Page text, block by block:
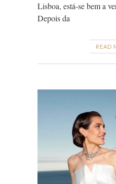
Lisboa, está-se bem a
Depois da
READ